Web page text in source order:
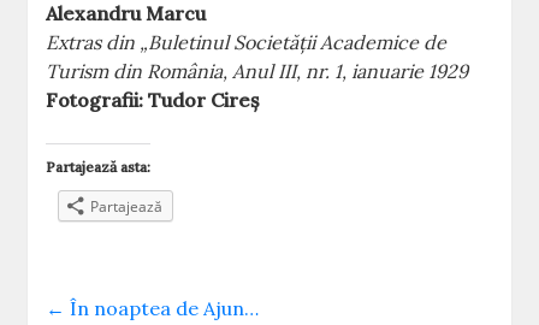
Alexandru Marcu
Extras din „Buletinul Societăţii Academice de
Turism din România, Anul III, nr. 1, ianuarie 1929
Fotografii: Tudor Cireș
Partajează asta:
Partajează
← În noaptea de Ajun…